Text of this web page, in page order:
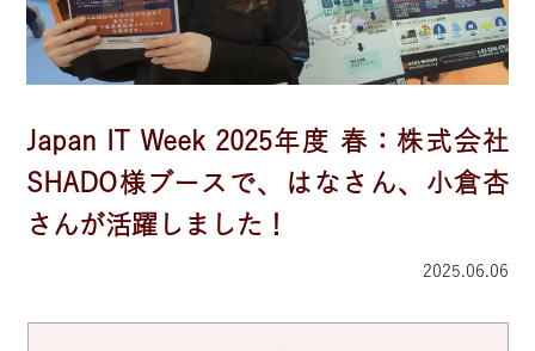
Japan IT Week 2025年度 春：株式会社
SHADO様ブースで、はなさん、小倉杏
さんが活躍しました！
2025.06.06